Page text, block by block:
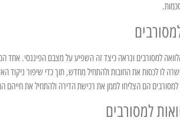
למסורבים ונראה כיצד זה השפיע על מצבם הפיננסי. אחד
לו לכסות את החובות ולהתחיל מחדש, תוך כדי שיפור ניקוד
הם הצליחו לממן את רכישת הדירה ולהתחיל את חייהם
למסורבים